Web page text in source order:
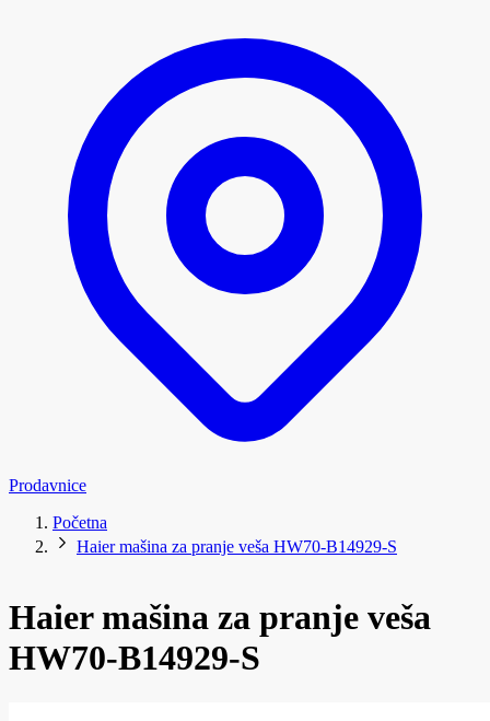
Prodavnice
Početna
Haier mašina za pranje veša HW70-B14929-S
Haier mašina za pranje veša
HW70-B14929-S